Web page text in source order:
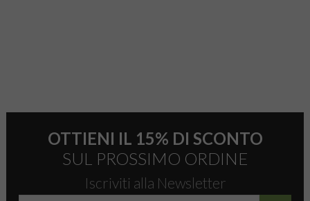
OTTIENI IL 15% DI SCONTO
SUL PROSSIMO ORDINE
Iscriviti alla Newsletter